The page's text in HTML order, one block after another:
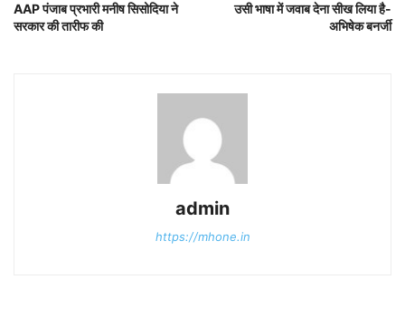
AAP पंजाब प्रभारी मनीष सिसोदिया ने
सरकार की तारीफ की
उसी भाषा में जवाब देना सीख लिया है-
अभिषेक बनर्जी
admin
https://mhone.in